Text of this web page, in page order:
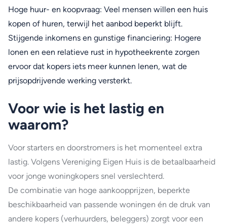
Hoge huur- en koopvraag: Veel mensen willen een huis
kopen of huren, terwijl het aanbod beperkt blijft.
Stijgende inkomens en gunstige financiering: Hogere
lonen en een relatieve rust in hypotheekrente zorgen
ervoor dat kopers iets meer kunnen lenen, wat de
prijsopdrijvende werking versterkt.
Voor wie is het lastig en
waarom?
Voor starters en doorstromers is het momenteel extra
lastig. Volgens Vereniging Eigen Huis is de betaalbaarheid
voor jonge woningkopers snel verslechterd.
De combinatie van hoge aankoopprijzen, beperkte
beschikbaarheid van passende woningen én de druk van
andere kopers (verhuurders, beleggers) zorgt voor een